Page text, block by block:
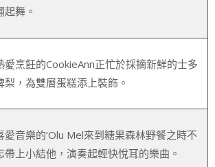
起舞。
愛烹飪的CookieAnn正忙於採摘新鮮的士多
梨，為雙層蛋糕添上裝飾。
愛音樂的‘Olu Mel來到糖果森林野餐之時不
帶上小結他，演奏起輕快悅耳的樂曲。